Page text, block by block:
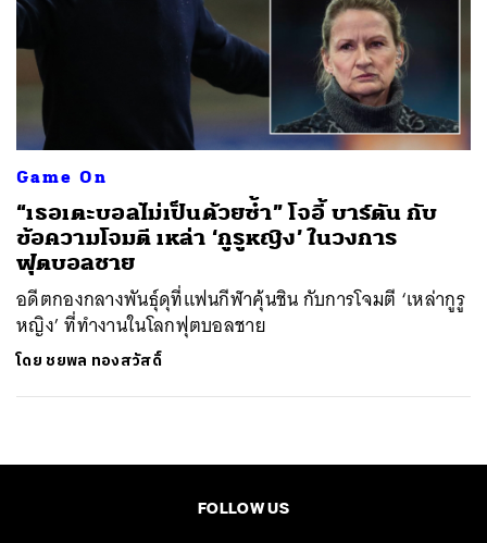
Game On
“เธอเตะบอลไม่เป็นด้วยซ้ำ” โจอี้ บาร์ตัน กับ
ข้อความโจมตี เหล่า ‘กูรูหญิง’ ในวงการ
ฟุตบอลชาย
อดีตกองกลางพันธุ์ดุที่แฟนกีฬาคุ้นชิน กับการโจมตี ‘เหล่ากูรู
หญิง’ ที่ทำงานในโลกฟุตบอลชาย
โดย ชยพล ทองสวัสดิ์
FOLLOW US
ค้นหา
TWEET LINE EMAIL